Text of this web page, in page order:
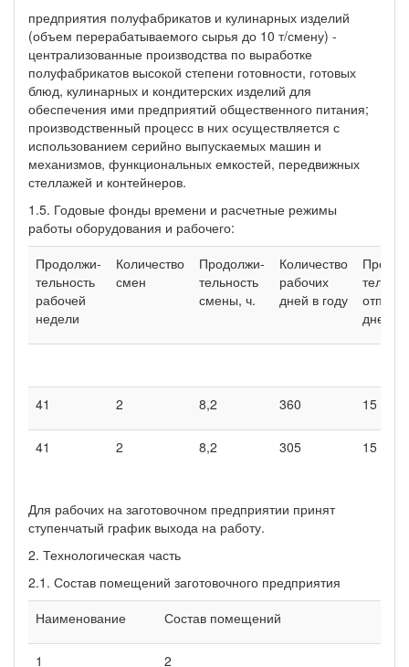
предприятия полуфабрикатов и кулинарных изделий
(объем перерабатываемого сырья до 10 т/смену) -
централизованные производства по выработке
полуфабрикатов высокой степени готовности, готовых
блюд, кулинарных и кондитерских изделий для
обеспечения ими предприятий общественного питания;
производственный процесс в них осуществляется с
использованием серийно выпускаемых машин и
механизмов, функциональных емкостей, передвижных
стеллажей и контейнеров.
1.5. Годовые фонды времени и расчетные режимы
работы оборудования и рабочего:
Продолжи-
тельность
рабочей
недели
Количество
смен
Продолжи-
тельность
смены, ч.
Количество
рабочих
дней в году
дней
41 2 8,2 360 15
41 2 8,2 305 15
Для рабочих на заготовочном предприятии принят
ступенчатый график выхода на работу.
2. Технологическая часть
2.1. Состав помещений заготовочного предприятия
Наименование
Состав помещений
1 2